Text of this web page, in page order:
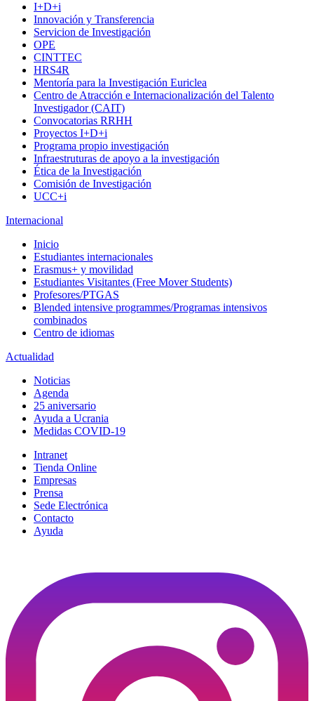
I+D+i
Innovación y Transferencia
Servicion de Investigación
OPE
CINTTEC
HRS4R
Mentoría para la Investigación Euriclea
Centro de Atracción e Internacionalización del Talento
Investigador (CAIT)
Convocatorias RRHH
Proyectos I+D+i
Programa propio investigación
Infraestruturas de apoyo a la investigación
Ética de la Investigación
Comisión de Investigación
UCC+i
Internacional
Inicio
Estudiantes internacionales
Erasmus+ y movilidad
Estudiantes Visitantes (Free Mover Students)
Profesores/PTGAS
Blended intensive programmes/Programas intensivos
combinados
Centro de idiomas
Actualidad
Noticias
Agenda
25 aniversario
Ayuda a Ucrania
Medidas COVID-19
Intranet
Tienda Online
Empresas
Prensa
Sede Electrónica
Contacto
Ayuda